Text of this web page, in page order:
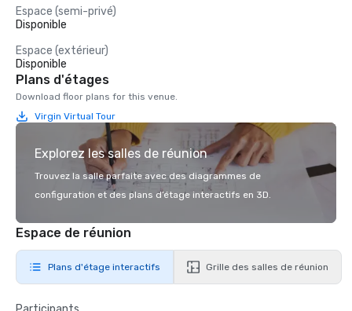
Espace (semi-privé)
Disponible
Espace (extérieur)
Disponible
Plans d'étages
Download floor plans for this venue.
Virgin Virtual Tour
Explorez les salles de réunion
Trouvez la salle parfaite avec des diagrammes de
configuration et des plans d’étage interactifs en 3D.
Espace de réunion
Plans d'étage interactifs Grille des salles de réunion